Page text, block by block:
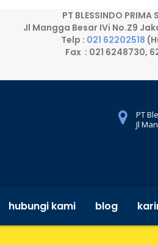
PT BLESSINDO PRIMA
Jl Mangga Besar IVi No.Z9
Telp : 021 62202518
Fax : 021 6248730,
PT
Jl
hubungi kami blog